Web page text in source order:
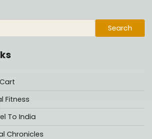
Search
Fitness
To India
Chronicles